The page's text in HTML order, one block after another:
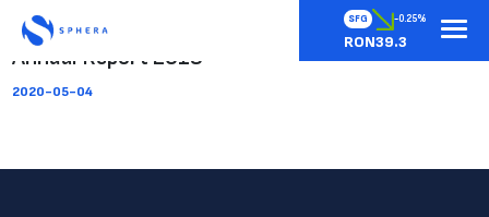
SFG -0.25%
RON39.3
Annual Report 2019
2020-05-04